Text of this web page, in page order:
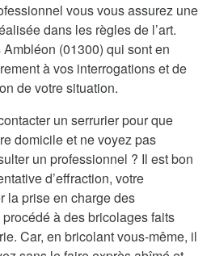
vous vous assurez une
dans les règles de l’art.
(01300) qui sont en
à vos interrogations et de
de votre situation.
un serrurier pour que
domicile et ne voyez pas
un professionnel ? Il est bon
d’effraction, votre
la prise en charge des
à des bricolages faits
Car, en bricolant vous-même, il